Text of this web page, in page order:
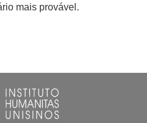
mais provável.